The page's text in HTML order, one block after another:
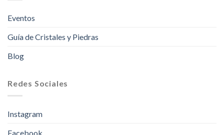
Eventos
Guía de Cristales y Piedras
Blog
Redes Sociales
Instagram
Facebook